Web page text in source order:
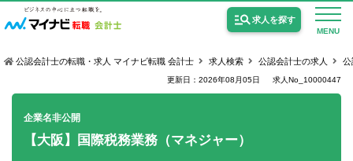
MENU
求人を探す
公認会計士の求人
公認会計士の転職・求人 マイナビ転職 会計士 求人検索 公認会計士の求人 公
更新日：2026年08月05日 求人No_10000447
企業名非公開
【大阪】国際税務業務（マネジャー）